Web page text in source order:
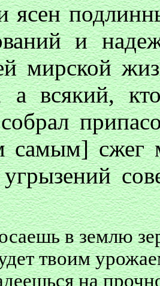
ясен
и
мирской
а всякий,
самым] сжег
в землю
твоим
на